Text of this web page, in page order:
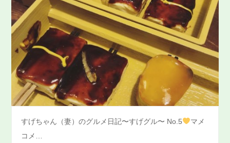
すげちゃん（妻）のグルメ日記〜すげグル〜 No.5
マメ
コメ…